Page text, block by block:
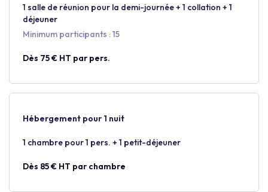
1 salle de réunion pour la demi-journée + 1 collation + 1
déjeuner
Minimum participants : 15
Dès 75 € HT par pers.
Hébergement pour 1 nuit
1 chambre pour 1 pers. + 1 petit-déjeuner
Dès 85 € HT par chambre